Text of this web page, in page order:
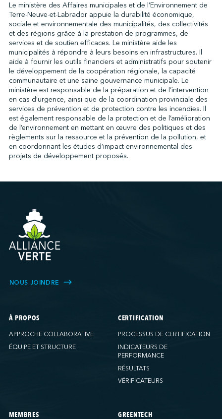
NOUS JOINDRE
↩︎
Le ministère des Affaires municipales et de l’Environnement de
Terre-Neuve-et-Labrador appuie la durabilité économique,
sociale et environnementale des municipalités, des collectivités
et des régions grâce à la prestation de programmes, de
services et de soutien efficaces. Le ministère aide les
municipalités à répondre à leurs besoins en infrastructures. Il
aide à fournir les outils financiers et administratifs pour soutenir
le développement de la coopération régionale, la capacité
communautaire et une saine gouvernance municipale. Le
ministère est responsable de la préparation et de l’intervention
en cas d’urgence, ainsi que de la coordination provinciale des
services de prévention et de protection contre les incendies. Il
est également responsable de la protection et de l’amélioration
de l’environnement en mettant en œuvre des politiques et des
règlements sur la ressource et la prévention de la pollution, et
en coordonnant les études d’impact environnemental des
projets de développement proposés.
NOUS JOINDRE
À PROPOS
APPROCHE COLLABORATIVE
ÉQUIPE ET STRUCTURE
CERTIFICATION
PROCESSUS DE CERTIFICATION
INDICATEURS DE
PERFORMANCE
RÉSULTATS
VÉRIFICATEURS
MEMBRES GREENTECH